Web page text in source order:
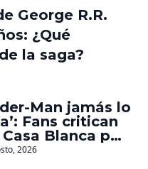
George R.R.
¿Qué
la saga?
Man jamás lo
Fans critican
Blanca por
al héroe para
2026